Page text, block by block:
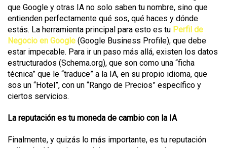
que Google y otras IA no solo saben tu nombre, sino que
entienden perfectamente qué sos, qué haces y dónde
estás. La herramienta principal para esto es tu Perfil de
Negocio en Google (Google Business Profile), que debe
estar impecable. Para ir un paso más allá, existen los datos
estructurados (Schema.org), que son como una “ficha
técnica” que le “traduce” a la IA, en su propio idioma, que
sos un “Hotel”, con un “Rango de Precios” específico y
ciertos servicios.
La reputación es tu moneda de cambio con la IA
Finalmente, y quizás lo más importante, es tu reputación